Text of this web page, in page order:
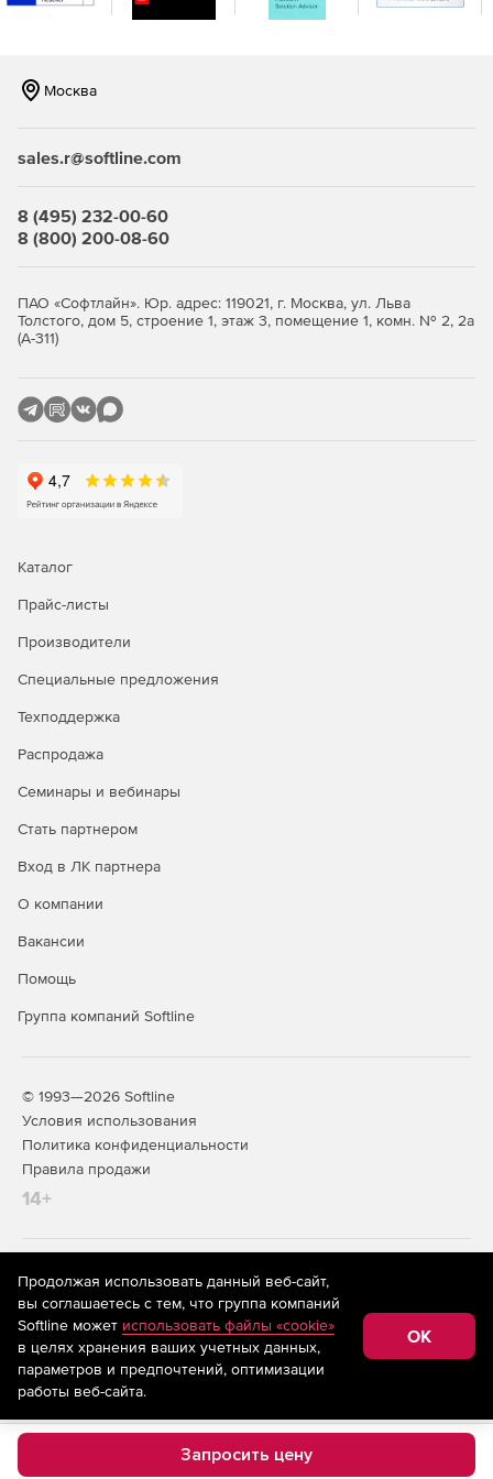
Запросить цену
Москва
sales.r@softline.com
8 (495) 232-00-60
8 (800) 200-08-60
ПАО «Софтлайн». Юр. адрес: 119021, г. Москва, ул. Льва
Толстого, дом 5, строение 1, этаж 3, помещение 1, комн. № 2, 2а
(А-311)
Каталог
Прайс-листы
Производители
Специальные предложения
Техподдержка
Распродажа
Семинары и вебинары
Стать партнером
Вход в ЛК партнера
О компании
Вакансии
Помощь
Группа компаний Softline
© 1993—2026 Softline
Условия использования
Политика конфиденциальности
Правила продажи
14+
На информационном ресурсе store.softline.ru применяются
рекомендательные технологии
(информационные технологии
предоставления информации на основе сбора,
систематизации и анализа сведений, относящихся к
предпочтениям пользователей сети «Интернет»,
находящихся на территории Российской Федерации)
Продолжая использовать данный веб-сайт,
вы соглашаетесь с тем, что группа компаний
Softline может использовать файлы «cookie»
в целях хранения ваших учетных данных,
параметров и предпочтений, оптимизации
работы веб-сайта.
OK